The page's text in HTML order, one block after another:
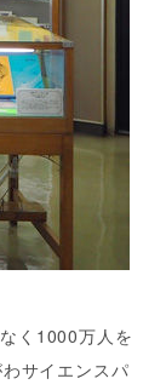
く1000万人を
サイエンスパ